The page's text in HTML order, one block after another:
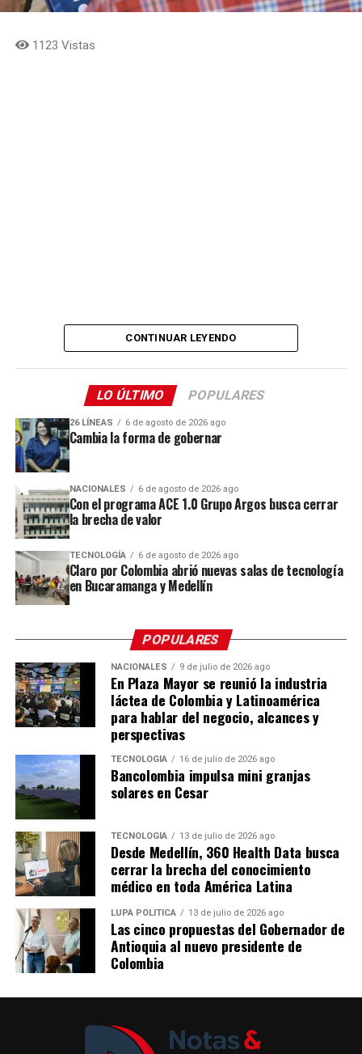
1123 Vistas
Comparte el artículo:
Me gusta esto:
Cargando...
CONTINUAR LEYENDO
LO ÚLTIMO POPULARES
26 LÍNEAS 6 de agosto de 2026 ago
Cambia la forma de gobernar
NACIONALES 6 de agosto de 2026 ago
Con el programa ACE 1.0 Grupo Argos busca cerrar
la brecha de valor
TECNOLOGÍA 6 de agosto de 2026 ago
Claro por Colombia abrió nuevas salas de tecnología
en Bucaramanga y Medellín
POPULARES
NACIONALES 9 de julio de 2026 ago
En Plaza Mayor se reunió la industria
láctea de Colombia y Latinoamérica
para hablar del negocio, alcances y
perspectivas
TECNOLOGÍA 16 de julio de 2026 ago
Bancolombia impulsa mini granjas
solares en Cesar
TECNOLOGÍA 13 de julio de 2026 ago
Desde Medellín, 360 Health Data busca
cerrar la brecha del conocimiento
médico en toda América Latina
LUPA POLÍTICA 13 de julio de 2026 ago
Las cinco propuestas del Gobernador de
Antioquia al nuevo presidente de
Colombia